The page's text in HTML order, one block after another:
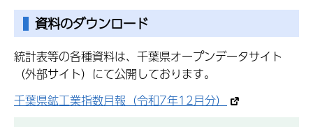
資料のダウンロード
統計表等の各種資料は、千葉県オープンデータサイト
（外部サイト）にて公開しております。
千葉県鉱工業指数月報（令和7年12月分）